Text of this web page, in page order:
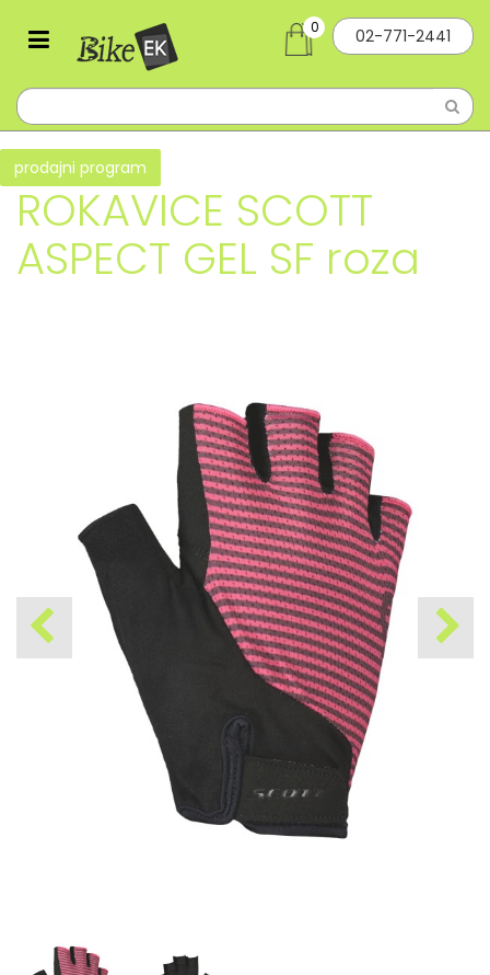
02-771-2441
0
prodajni program
ROKAVICE SCOTT
ASPECT GEL SF roza